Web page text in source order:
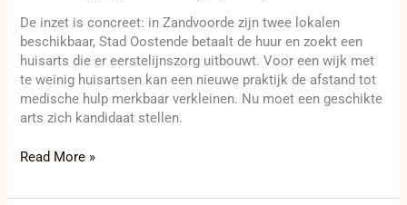
De inzet is concreet: in Zandvoorde zijn twee lokalen
beschikbaar, Stad Oostende betaalt de huur en zoekt een
huisarts die er eerstelijnszorg uitbouwt. Voor een wijk met
te weinig huisartsen kan een nieuwe praktijk de afstand tot
medische hulp merkbaar verkleinen. Nu moet een geschikte
arts zich kandidaat stellen.
Read More »